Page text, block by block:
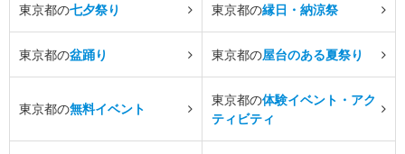
東京都の七夕祭り 東京都の縁日・納涼祭
東京都の盆踊り 東京都の屋台のある夏祭り
東京都の無料イベント
東京都の体験イベント・アク
ティビティ